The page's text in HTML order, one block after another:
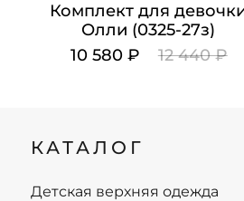
Комплект для
Олли (0325-27з)
10 580 ₽
12 440 ₽
КАТАЛОГ
Детская верхняя одежда